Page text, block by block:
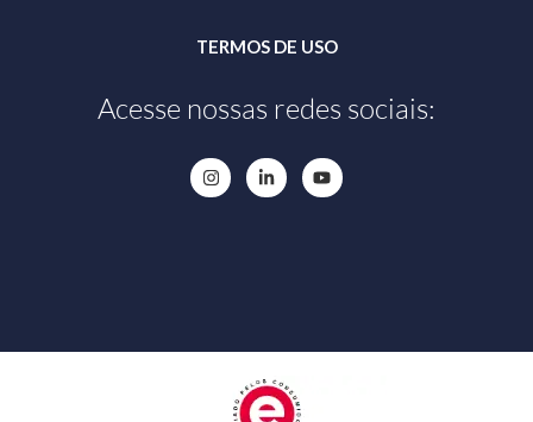
TERMOS DE USO
Acesse nossas redes sociais: